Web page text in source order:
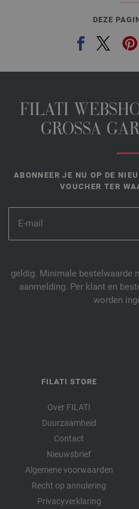
DEZE
FILATI
GROSSA
ABONNEER JE NU OP DE
VOUCHER TER
geldig. Minimale bestelwaarde
aanmelding. Per klant en
worden
FILATI STORE
Over FILATI
Duurzaamheid
Contact
Nieuwsbrief
Algemene voorwaarden
Recht op annulering
Privacyverklaring